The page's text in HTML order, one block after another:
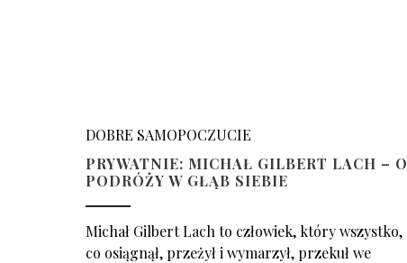
DOBRE SAMOPOCZUCIE
PRYWATNIE: MICHAŁ GILBERT LACH – O
PODRÓŻY W GŁĄB SIEBIE
Michał Gilbert Lach to człowiek, który wszystko,
co osiągnął, przeżył i wymarzył, przekuł we